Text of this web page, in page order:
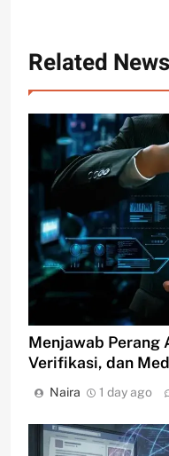
Related News
Menjawab Perang
Verifikasi, dan
Naira 1 day ago